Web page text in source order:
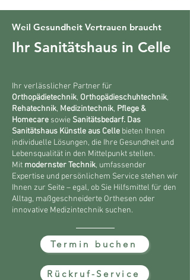
Weil Gesundheit Vertrauen braucht
Ihr Sanitätshaus in Celle
Ihr verlässlicher Partner für
Orthopädietechnik, Orthopädieschuhtechnik,
Rehatechnik, Medizintechnik, Pflege &
Homecare sowie Sanitätsbedarf. Das
Sanitätshaus Künstle aus Celle bieten Ihnen
individuelle Lösungen, die Ihre Gesundheit und
Lebensqualität in den Mittelpunkt stellen.
Mit modernster Technik, umfassender
Expertise und persönlichem Service stehen wir
Ihnen zur Seite – egal, ob Sie Hilfsmittel für den
Alltag, maßgeschneiderte Orthesen oder
innovative Medizintechnik suchen.
Termin buchen
Rückruf-Service